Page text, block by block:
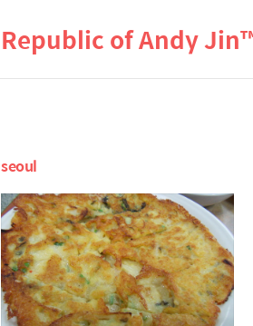
Republic of Andy
seoul